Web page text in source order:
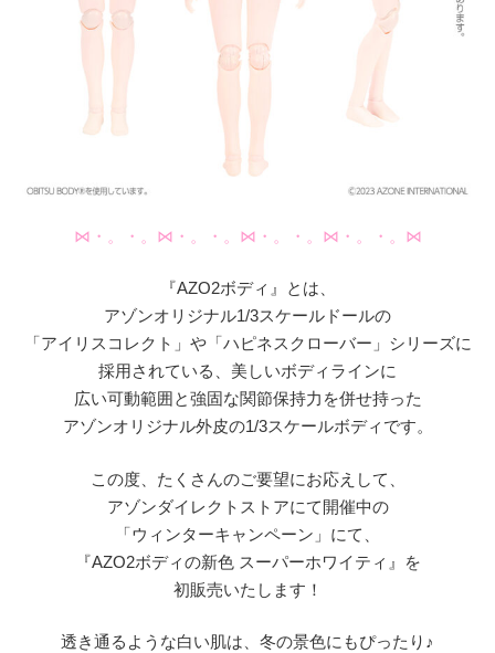
⋈・。・。⋈・。・。⋈・。・。⋈・。・。⋈
『AZO2ボディ』とは、
アゾンオリジナル1/3スケールドールの
「アイリスコレクト」や「ハピネスクローバー」シリーズに
採用されている、美しいボディラインに
広い可動範囲と強固な関節保持力を併せ持った
アゾンオリジナル外皮の1/3スケールボディです。
この度、たくさんのご要望にお応えして、
アゾンダイレクトストアにて開催中の
「ウィンターキャンペーン」にて、
『AZO2ボディの新色 スーパーホワイティ』を
初販売いたします！
透き通るような白い肌は、冬の景色にもぴったり♪